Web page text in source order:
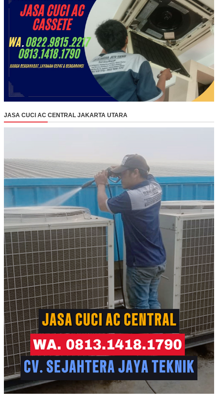
JASA CUCI AC CENTRAL JAKARTA UTARA